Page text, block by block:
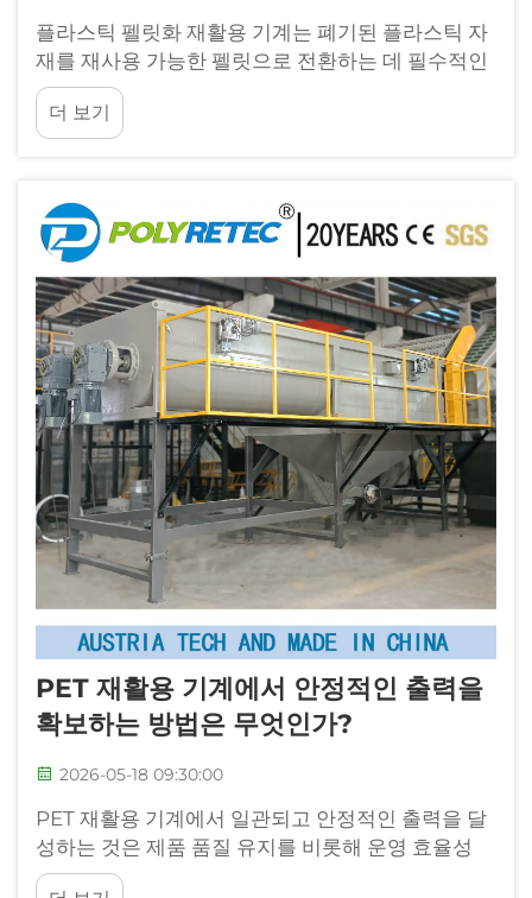
플라스틱 펠릿화 재활용 기계는 폐기된 플라스틱 자
재를 재사용 가능한 펠릿으로 전환하는 데 필수적인
산업 설비로, 제조업체가 순환 경제 이니셔티브에 기
여함과 동시에 원자재 비용을 절감할 수 있도록 지원
합니다. 그러나 이 기계 역시...
더 보기
PET 재활용 기계에서 안정적인 출력을
확보하는 방법은 무엇인가?
2026-05-18 09:30:00
PET 재활용 기계에서 일관되고 안정적인 출력을 달
성하는 것은 제품 품질 유지를 비롯해 운영 효율성
최적화 및 경쟁력 있는 시장에서의 생산 목표 달성을